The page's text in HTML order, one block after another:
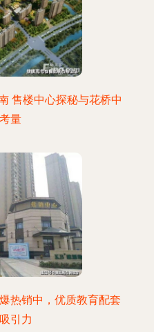
售楼中心探秘与花桥中
量
热销中，优质教育配套
引力